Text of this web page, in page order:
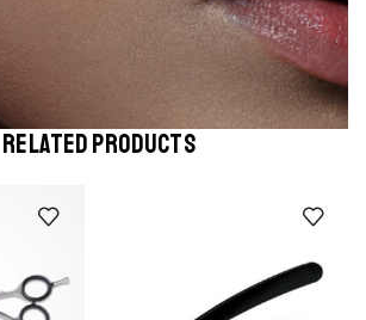
RELATED PRODUCTS